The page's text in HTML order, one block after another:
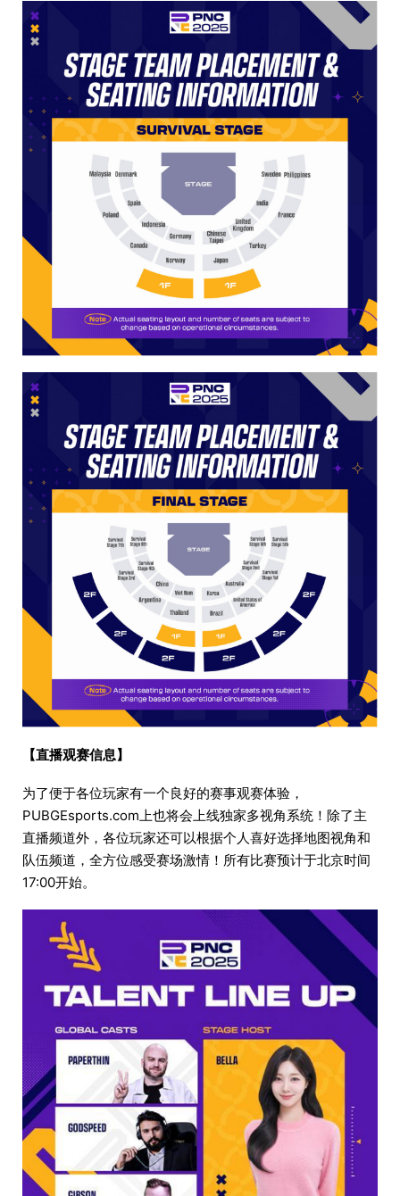
【直播观赛信息】
为了便于各位玩家有一个良好的赛事观赛体验，
PUBGEsports.com上也将会上线独家多视角系统！除了主
直播频道外，各位玩家还可以根据个人喜好选择地图视角和
队伍频道，全方位感受赛场激情！所有比赛预计于北京时间
17:00开始。